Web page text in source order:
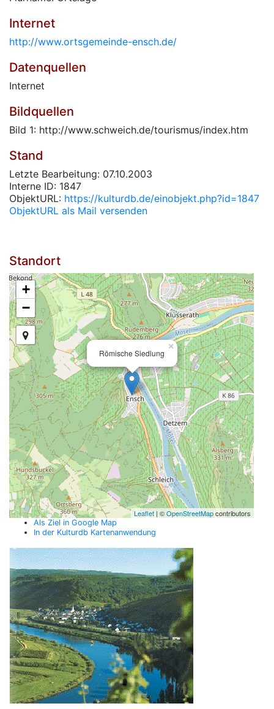
Internet
http://www.ortsgemeinde-ensch.de/
Datenquellen
Internet
Bildquellen
Bild 1: http://www.schweich.de/tourismus/index.htm
Stand
Letzte Bearbeitung: 07.10.2003
Interne ID: 1847
ObjektURL: https://kulturdb.de/einobjekt.php?id=1847
ObjektURL als Mail versenden
Standort
Römische Siedlung
×
+
−
Leaflet | ©OpenStreetMapcontributors
Als Ziel in Google Map
In der Kulturdb Kartenanwendung